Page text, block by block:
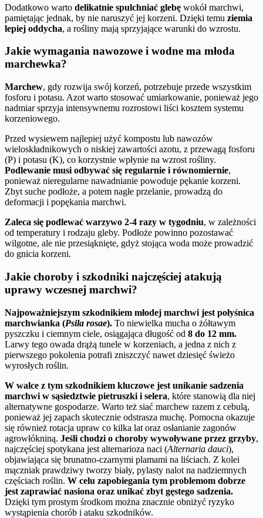
Dodatkowo warto delikatnie spulchniać glebę wokół marchwi,
pamiętając jednak, by nie naruszyć jej korzeni. Dzięki temu ziemia
lepiej oddycha, a rośliny mają sprzyjające warunki do wzrostu.
Jakie wymagania nawozowe i wodne ma młoda
marchewka?
Marchew, gdy rozwija swój korzeń, potrzebuje przede wszystkim
fosforu i potasu. Azot warto stosować umiarkowanie, ponieważ jego
nadmiar sprzyja intensywnemu rozrostowi liści kosztem systemu
korzeniowego.
Przed wysiewem najlepiej użyć kompostu lub nawozów
wieloskładnikowych o niskiej zawartości azotu, z przewagą fosforu
(P) i potasu (K), co korzystnie wpłynie na wzrost rośliny.
Podlewanie musi odbywać się regularnie i równomiernie,
ponieważ nieregularne nawadnianie powoduje pękanie korzeni.
Zbyt suche podłoże, a potem nagłe przelanie, prowadzą do
deformacji i popękania marchwi.
Zaleca się podlewać warzywo 2-4 razy w tygodniu, w zależności
od temperatury i rodzaju gleby. Podłoże powinno pozostawać
wilgotne, ale nie przesiąknięte, gdyż stojąca woda może prowadzić
do gnicia korzeni.
Jakie choroby i szkodniki najczęściej atakują
uprawy wczesnej marchwi?
Najpoważniejszym szkodnikiem młodej marchwi jest połyśnica
marchwianka (Psila rosae). To niewielka mucha o żółtawym
pyszczku i ciemnym ciele, osiągająca długość od 8 do 12 mm.
Larwy tego owada drążą tunele w korzeniach, a jedna z nich z
pierwszego pokolenia potrafi zniszczyć nawet dziesięć świeżo
wyrosłych roślin.
W walce z tym szkodnikiem kluczowe jest unikanie sadzenia
marchwi w sąsiedztwie pietruszki i selera, które stanowią dla niej
alternatywne gospodarze. Warto też siać marchew razem z cebulą,
ponieważ jej zapach skutecznie odstrasza muchę. Pomocna okazuje
się również rotacja upraw co kilka lat oraz osłanianie zagonów
agrowłókniną. Jeśli chodzi o choroby wywoływane przez grzyby,
najczęściej spotykana jest alternarioza naci (Alternaria dauci),
objawiająca się brunatno-czarnymi plamami na liściach. Z kolei
mączniak prawdziwy tworzy biały, pylasty nalot na nadziemnych
częściach roślin. W celu zapobiegania tym problemom dobrze
jest zaprawiać nasiona oraz unikać zbyt gęstego sadzenia.
Dzięki tym prostym środkom można znacznie obniżyć ryzyko
wystąpienia chorób i ataku szkodników.